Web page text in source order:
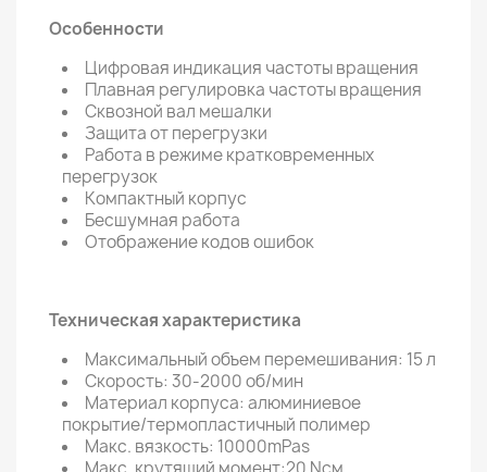
Особенности
Цифровая индикация частоты вращения
Плавная регулировка частоты вращения
Сквозной вал мешалки
Защита от перегрузки
Работа в режиме кратковременных
перегрузок
Компактный корпус
Бесшумная работа
Отображение кодов ошибок
Техническая характеристика
Максимальный объем перемешивания: 15 л
Скорость: 30-2000 об/мин
Материал корпуса: алюминиевое
покрытие/термопластичный полимер
Макс. вязкость: 10000mPas